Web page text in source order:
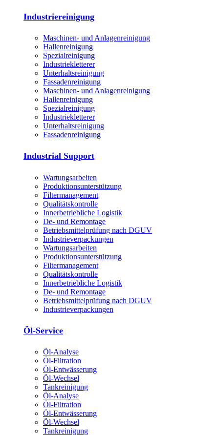
Industriereinigung
Maschinen- und Anlagenreinigung
Hallenreinigung
Spezialreinigung
Industriekletterer
Unterhaltsreinigung
Fassadenreinigung
Maschinen- und Anlagenreinigung
Hallenreinigung
Spezialreinigung
Industriekletterer
Unterhaltsreinigung
Fassadenreinigung
Industrial Support
Wartungsarbeiten
Produktions­unterstützung
Filtermanagement
Qualitätskontrolle
Innerbetriebliche Logistik
De- und Remontage
Betriebsmittelprüfung nach DGUV
Industrieverpackungen
Wartungsarbeiten
Produktions­unterstützung
Filtermanagement
Qualitätskontrolle
Innerbetriebliche Logistik
De- und Remontage
Betriebsmittelprüfung nach DGUV
Industrieverpackungen
Öl-Service
Öl-Analyse
Öl-Filtration
Öl-Entwässerung
Öl-Wechsel
Tankreinigung
Öl-Analyse
Öl-Filtration
Öl-Entwässerung
Öl-Wechsel
Tankreinigung